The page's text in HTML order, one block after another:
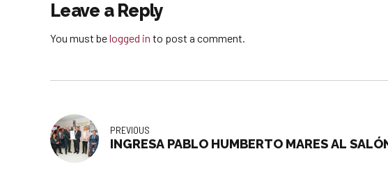
Leave a Reply
You must belogged in to post a comment.
PREVIOUS
INGRESA PABLO HUMBERTO MARES AL